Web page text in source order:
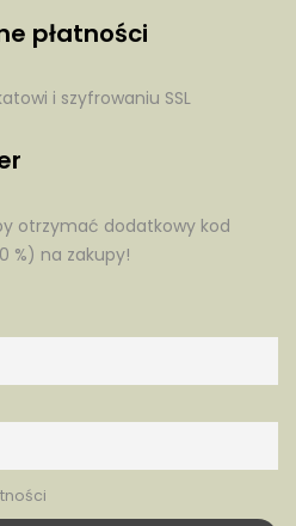
płatności
i szyfrowaniu SSL
otrzymać dodatkowy kod
%) na zakupy!